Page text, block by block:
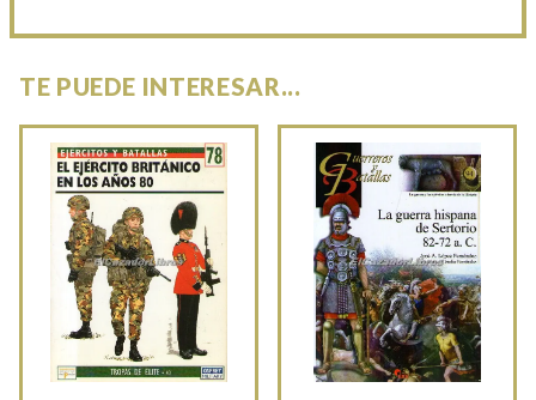
TE PUEDE INTERESAR...